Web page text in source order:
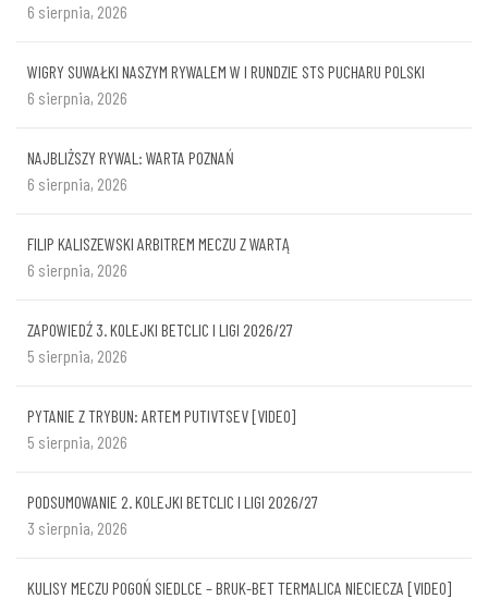
6 sierpnia, 2026
WIGRY SUWAŁKI NASZYM RYWALEM W I RUNDZIE STS PUCHARU POLSKI
6 sierpnia, 2026
NAJBLIŻSZY RYWAL: WARTA POZNAŃ
6 sierpnia, 2026
FILIP KALISZEWSKI ARBITREM MECZU Z WARTĄ
6 sierpnia, 2026
ZAPOWIEDŹ 3. KOLEJKI BETCLIC I LIGI 2026/27
5 sierpnia, 2026
PYTANIE Z TRYBUN: ARTEM PUTIVTSEV [VIDEO]
5 sierpnia, 2026
PODSUMOWANIE 2. KOLEJKI BETCLIC I LIGI 2026/27
3 sierpnia, 2026
KULISY MECZU POGOŃ SIEDLCE – BRUK-BET TERMALICA NIECIECZA [VIDEO]